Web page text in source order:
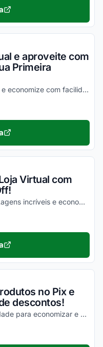
e aproveite com
Primeira
Desfrute das melhores vantagens e economize com facilidade!
Virtual com
Aproveite agora mesmo com vantagens incríveis e economize nas suas compras da melhor maneira possível!
no Pix e
descontos!
Não perca a sua melhor oportunidade para economizar e garanta seus descontos agora mesmo!